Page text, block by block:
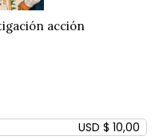
acción
USD $ 10,00